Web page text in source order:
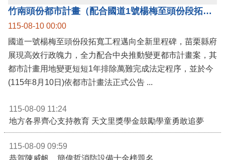
竹南頭份都市計畫（配合國道1號楊梅至頭份段拓寬工程）案公告實施，國道1號楊梅至頭份黃金廊帶加速啟動！
115-08-10 00:00
國道一號楊梅至頭份段拓寬工程邁向全新里程碑，苗栗縣府
展現高效行政魄力，全力配合中央推動變更都市計畫案，其
都市計畫用地變更短短1年排除萬難完成法定程序，並於今
(115年8月10日)依都市計畫法正式公告 ...
115-08-09 11:24
地方各界齊心支持教育 天文里獎學金鼓勵學童勇敢追夢
115-08-09 09:59